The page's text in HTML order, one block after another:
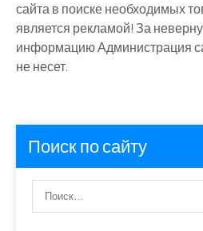
сайта в поиске необходимых
является рекламой! За
информацию Администрация
не несет.
Поиск по сайту